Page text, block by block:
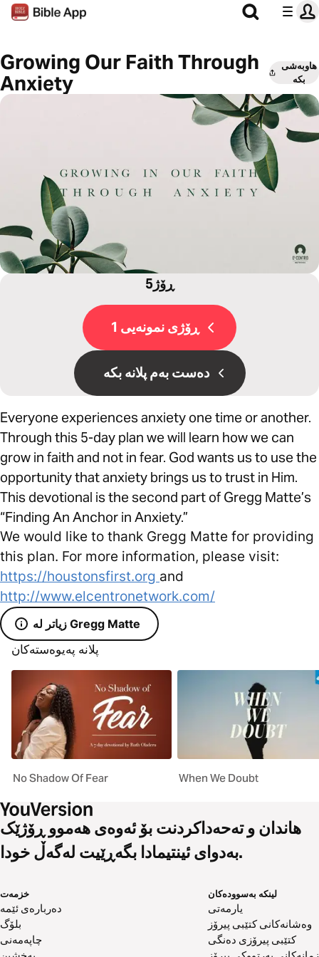
Growing Our Faith Through
Anxiety
هاوبەشی
بکە
5ڕۆژ
ڕۆژی نمونەیی 1
دەست بەم پلانە بکە
Everyone experiences anxiety one time or another.
Through this 5-day plan we will learn how we can
grow in faith and not in fear. God wants us to use the
opportunity that anxiety brings us to trust in Him.
This devotional is the second part of Gregg Matte’s
“Finding An Anchor in Anxiety.”
We would like to thank Gregg Matte for providing
this plan. For more information, please visit:
https://houstonsfirst.org and
http://www.elcentronetwork.com/
زیاتر لە Gregg Matte
پلانە پەیوەستەکان
No Shadow Of Fear When We Doubt
هاندان و تەحەداکردنت بۆ ئەوەی هەموو ڕۆژێک
بەدوای ئینتیمادا بگەڕێیت لەگەڵ خودا.
خزمەت
دەربارەی ئێمە
بلۆگ
چاپەمەنی
لینکە بەسوودەکان
یارمەتی
وەشانەکانی کتێبی پیرۆز
کتێبی پیرۆزی دەنگی